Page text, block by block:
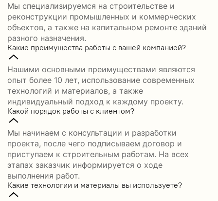
Мы специализируемся на строительстве и
реконструкции промышленных и коммерческих
объектов, а также на капитальном ремонте зданий
разного назначения.
Какие преимущества работы с вашей компанией?
Нашими основными преимуществами являются
опыт более 10 лет, использование современных
технологий и материалов, а также
индивидуальный подход к каждому проекту.
Какой порядок работы с клиентом?
Мы начинаем с консультации и разработки
проекта, после чего подписываем договор и
приступаем к строительным работам. На всех
этапах заказчик информируется о ходе
выполнения работ.
Какие технологии и материалы вы используете?